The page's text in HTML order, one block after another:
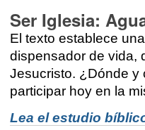
Ser Iglesia:
El texto establece
dispensador de vida,
Jesucristo. ¿Dónde y
participar hoy en la
Lea el estudio